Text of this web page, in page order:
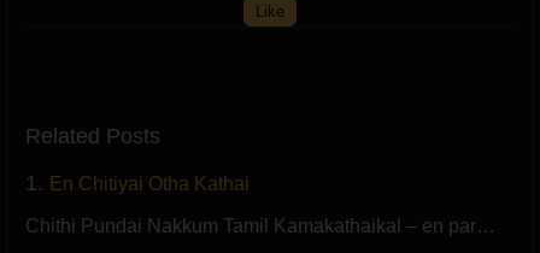
Like
Related Posts
1. En Chitiyai Otha Kathai
Chithi Pundai Nakkum Tamil Kamakathaikal – en par…